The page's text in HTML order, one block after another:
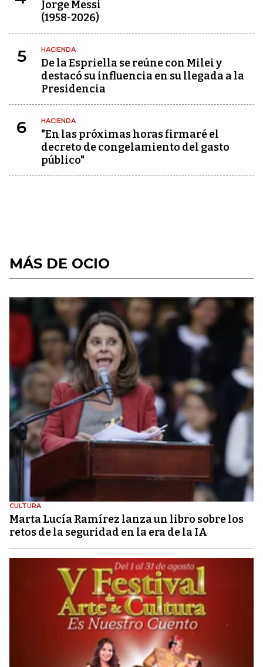
Jorge Messi
(1958-2026)
5 HACIENDA
De la Espriella se reúne con Milei y
destacó su influencia en su llegada a la
Presidencia
6 HACIENDA
"En las próximas horas firmaré el
decreto de congelamiento del gasto
público"
MÁS DE OCIO
CULTURA
Marta Lucía Ramírez lanza un libro sobre los
retos de la seguridad en la era de la IA